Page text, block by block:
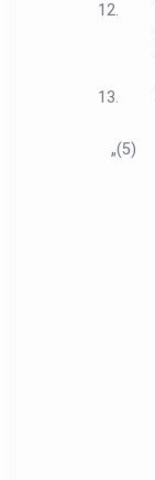
12.
13.
„(5)